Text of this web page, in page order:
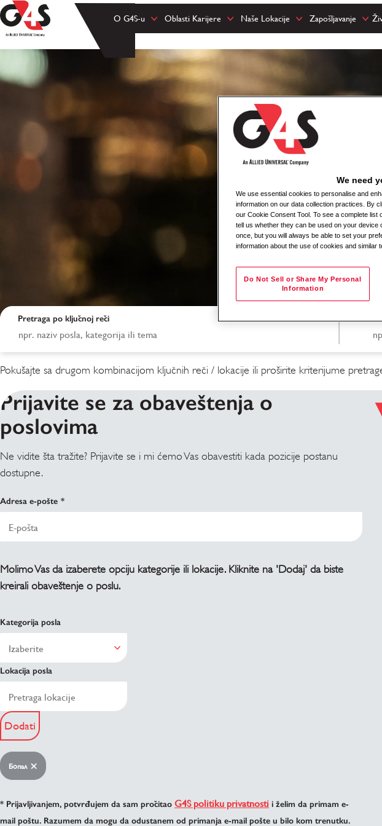
O G4S-u Oblasti Karijere Naše Lokacije Zapošljavanje
Rezultati pretrage
Pretraga po ključnoj reči
Pokušajte sa drugom kombinacijom ključnih reči / lokacije ili proširite kriterijume
Prijavite se za obaveštenja o
poslovima
Ne vidite šta tražite? Prijavite se i mi ćemo Vas obavestiti kada pozicije postanu
dostupne.
Adresa e-pošte
Molimo Vas da izaberete opciju kategorije ili lokacije. Kliknite na 'Dodaj' da biste
kreirali obaveštenje o poslu.
Kategorija posla
Lokacija posla
Dodati
Бопал
* Prijavljivanjem, potvrđujem da sam pročitao G4S politiku privatnosti i želim da primam e-
mail poštu. Razumem da mogu da odustanem od primanja e-mail pošte u bilo kom trenutku.
We need
We use essential cookies to personalise and
information on our data collection practices. By
our Cookie Consent Tool. To see a complete
tell us whether they can be used on your
once, but you will always be able to set your
information about the use of cookies and similar
Do Not Sell or Share My Personal
Information